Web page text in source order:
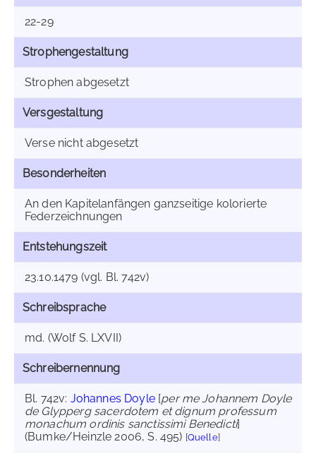
22-29
Strophengestaltung
Strophen abgesetzt
Versgestaltung
Verse nicht abgesetzt
Besonderheiten
An den Kapitelanfängen ganzseitige kolorierte
Federzeichnungen
Entstehungszeit
23.10.1479 (vgl. Bl. 742v)
Schreibsprache
md. (Wolf S. LXVII)
Schreibernennung
Bl. 742v: Johannes Doyle[per me Johannem Doyle
de Glypperg sacerdotem et dignum professum
monachum ordinis sanctissimi Benedicti]
(Bumke/Heinzle 2006, S. 495) [Quelle]